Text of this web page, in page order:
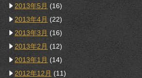
2013年5月 (16)
2013年4月 (22)
2013年3月 (16)
2013年2月 (12)
2013年1月 (14)
2012年12月 (11)